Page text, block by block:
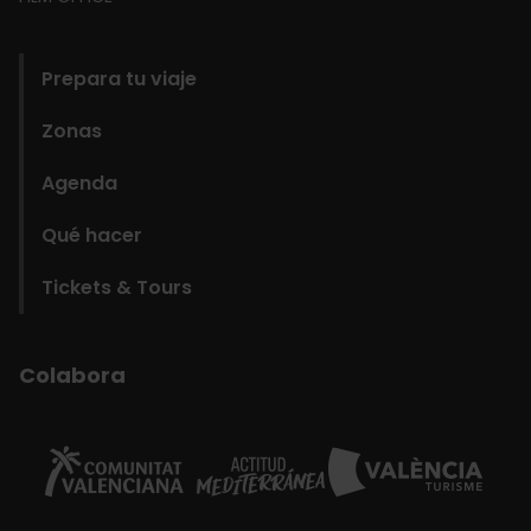
Prepara tu viaje
Zonas
Agenda
Qué hacer
Tickets & Tours
Colabora